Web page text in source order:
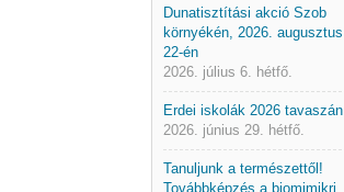
Dunatisztítási akció Szob
környékén, 2026. augusztus
22-én
2026. július 6. hétfő.
Erdei iskolák 2026 tavaszán
2026. június 29. hétfő.
Tanuljunk a természettől!
Továbbképzés a biomimikri